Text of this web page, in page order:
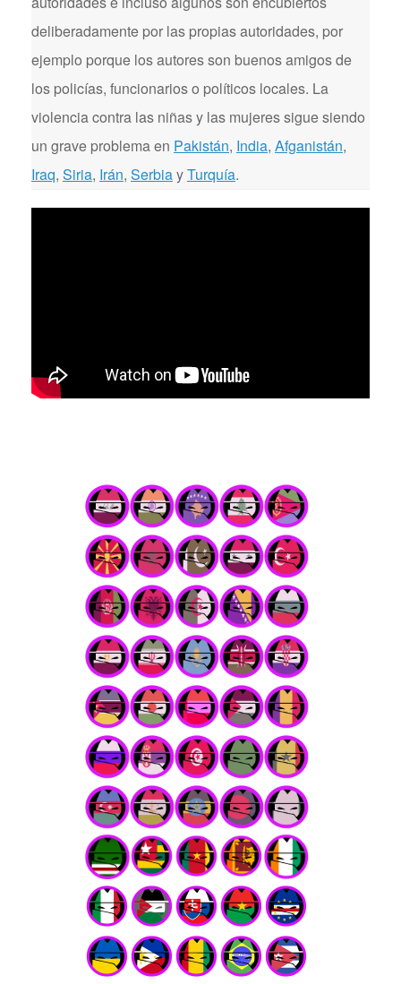
deliberadamente por las propias autoridades, por
ejemplo porque los autores son buenos amigos de
los policías, funcionarios o políticos locales. La
violencia contra las niñas y las mujeres sigue siendo
un grave problema en Pakistán, India, Afganistán,
Iraq, Siria, Irán, SerbiayTurquía.